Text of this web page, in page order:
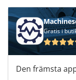
Gratis i
Den främsta